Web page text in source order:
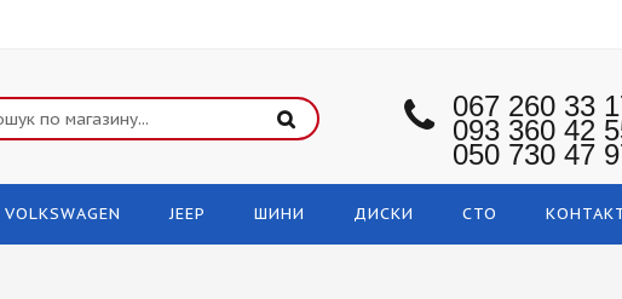
067 260 33
093 360 42
050 730 47
VOLKSWAGEN JEEP ШИНИ ДИСКИ СТО